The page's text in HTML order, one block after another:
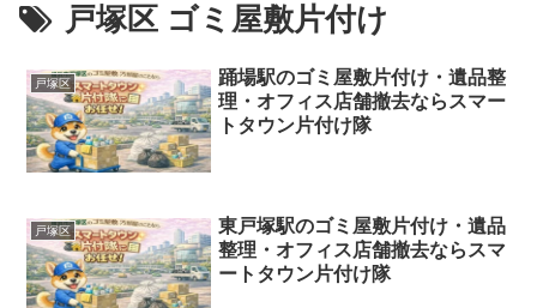
戸塚区 ゴミ屋敷片付け
戸塚区
踊場駅のゴミ屋敷片付け・遺品整
理・オフィス店舗撤去ならスマー
トタウン片付け隊
戸塚区
東戸塚駅のゴミ屋敷片付け・遺品
整理・オフィス店舗撤去ならスマ
ートタウン片付け隊